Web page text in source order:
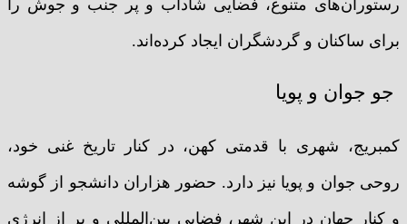
رستوران‌های متنوع، فضایی شاداب و پر جنب و جوش را
برای ساکنان و گردشگران ایجاد کرده‌اند.
جو جوان و پویا
کمبریج، شهری با قدمتی کهن، در کنار تاریخ غنی خود،
روحی جوان و پویا نیز دارد. حضور هزاران دانشجو از گوشه
و کنار جهان در این شهر، فضایی بین‌المللی و پر از انرژی